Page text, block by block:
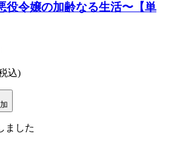
役令嬢の加齢なる生活〜【単
込)
ました